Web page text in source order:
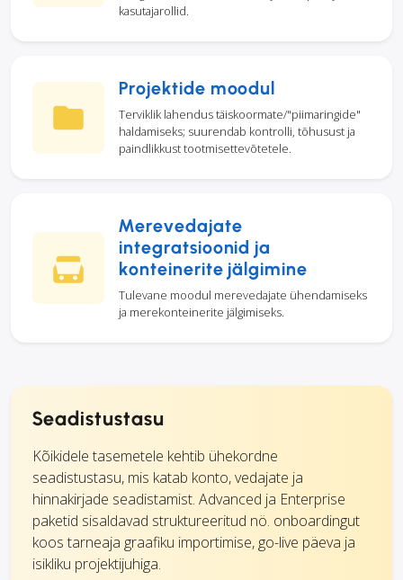
kasutajarollid.
Projektide moodul
Terviklik lahendus täiskoormate/"piimaringide"
haldamiseks; suurendab kontrolli, tõhusust ja
paindlikkust tootmisettevõtetele.
Merevedajate
integratsioonid ja
konteinerite jälgimine
Tulevane moodul merevedajate ühendamiseks
ja merekonteinerite jälgimiseks.
Seadistustasu
Kõikidele tasemetele kehtib ühekordne
seadistustasu, mis katab konto, vedajate ja
hinnakirjade seadistamist. Advanced ja Enterprise
paketid sisaldavad struktureeritud nö. onboardingut
koos tarneaja graafiku importimise, go-live päeva ja
isikliku projektijuhiga.